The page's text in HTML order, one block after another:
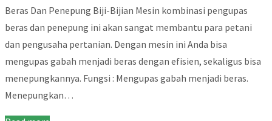
Beras Dan Penepung Biji-Bijian Mesin kombinasi pengupas
beras dan penepung ini akan sangat membantu para petani
dan pengusaha pertanian. Dengan mesin ini Anda bisa
mengupas gabah menjadi beras dengan efisien, sekaligus bisa
menepungkannya. Fungsi : Mengupas gabah menjadi beras.
Menepungkan…